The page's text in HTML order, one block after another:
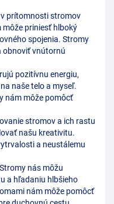
prítomnosti stromov
priniesť hlboký
spojenia. Stromy
obnoviť vnútornú
pozitívnu energiu,
naše telo a myseľ.
nám môže pomôcť
stromov a ich rastu
našu kreativitu.
a neustálemu
Stromy nás môžu
a hľadaniu hlbšieho
nám môže pomôcť